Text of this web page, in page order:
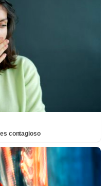
contagioso